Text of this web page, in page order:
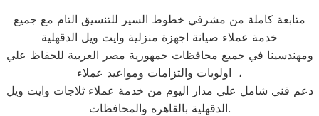
متابعة كاملة من مشرفي خطوط السير للتنسيق التام مع جميع
خدمة عملاء صيانة اجهزة منزلية وايت ويل الدقهلية
ومهندسينا في جميع محافظات جمهورية مصر العربية للحفاظ علي
اولويات والتزامات ومواعيد عملاء ،
دعم فني شامل علي مدار اليوم من خدمة عملاء ثلاجات وايت ويل
الدقهلية بالقاهره والمحافظات.